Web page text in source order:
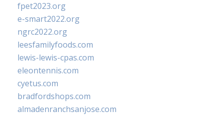
fpet2023.org
e-smart2022.org
ngrc2022.org
leesfamilyfoods.com
lewis-lewis-cpas.com
eleontennis.com
cyetus.com
bradfordshops.com
almadenranchsanjose.com